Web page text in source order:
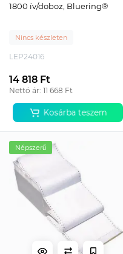
1800 ív/doboz, Bluering®
Nincs készleten
LEP24016
14 818 Ft
Nettó ár: 11 668 Ft
Kosárba teszem
Népszerű